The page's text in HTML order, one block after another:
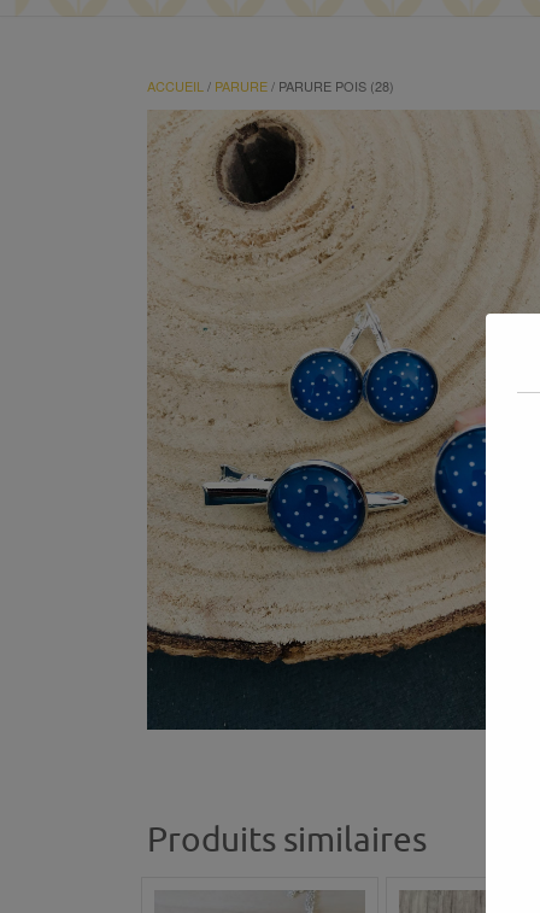
ACCUEIL / PARURE/ PARURE POIS (28)
Produits similaires